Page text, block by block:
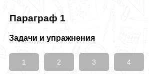
Параграф 1
Задачи и упражнения
1 2 3 4